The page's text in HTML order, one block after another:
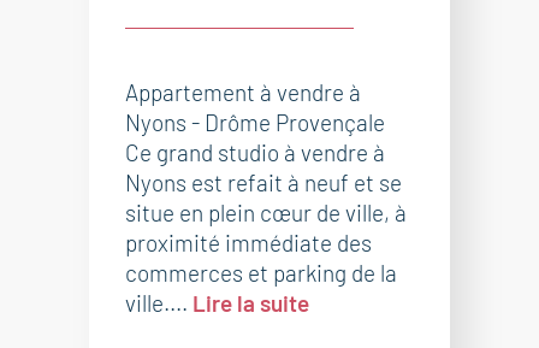
Appartement à vendre à
Nyons - Drôme Provençale
Ce grand studio à vendre à
Nyons est refait à neuf et se
situe en plein cœur de ville, à
proximité immédiate des
commerces et parking de la
ville.... Lire la suite